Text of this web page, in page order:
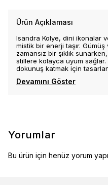
Ürün Açıklaması
Isandra Kolye, dini ikonalar
mistik bir enerji taşır. Gümüş
zamansız bir şıklık
stillere kolayca uyum
dokunuş katmak için
Devamını Göster
Yorumlar
Bu ürün için henüz yorum